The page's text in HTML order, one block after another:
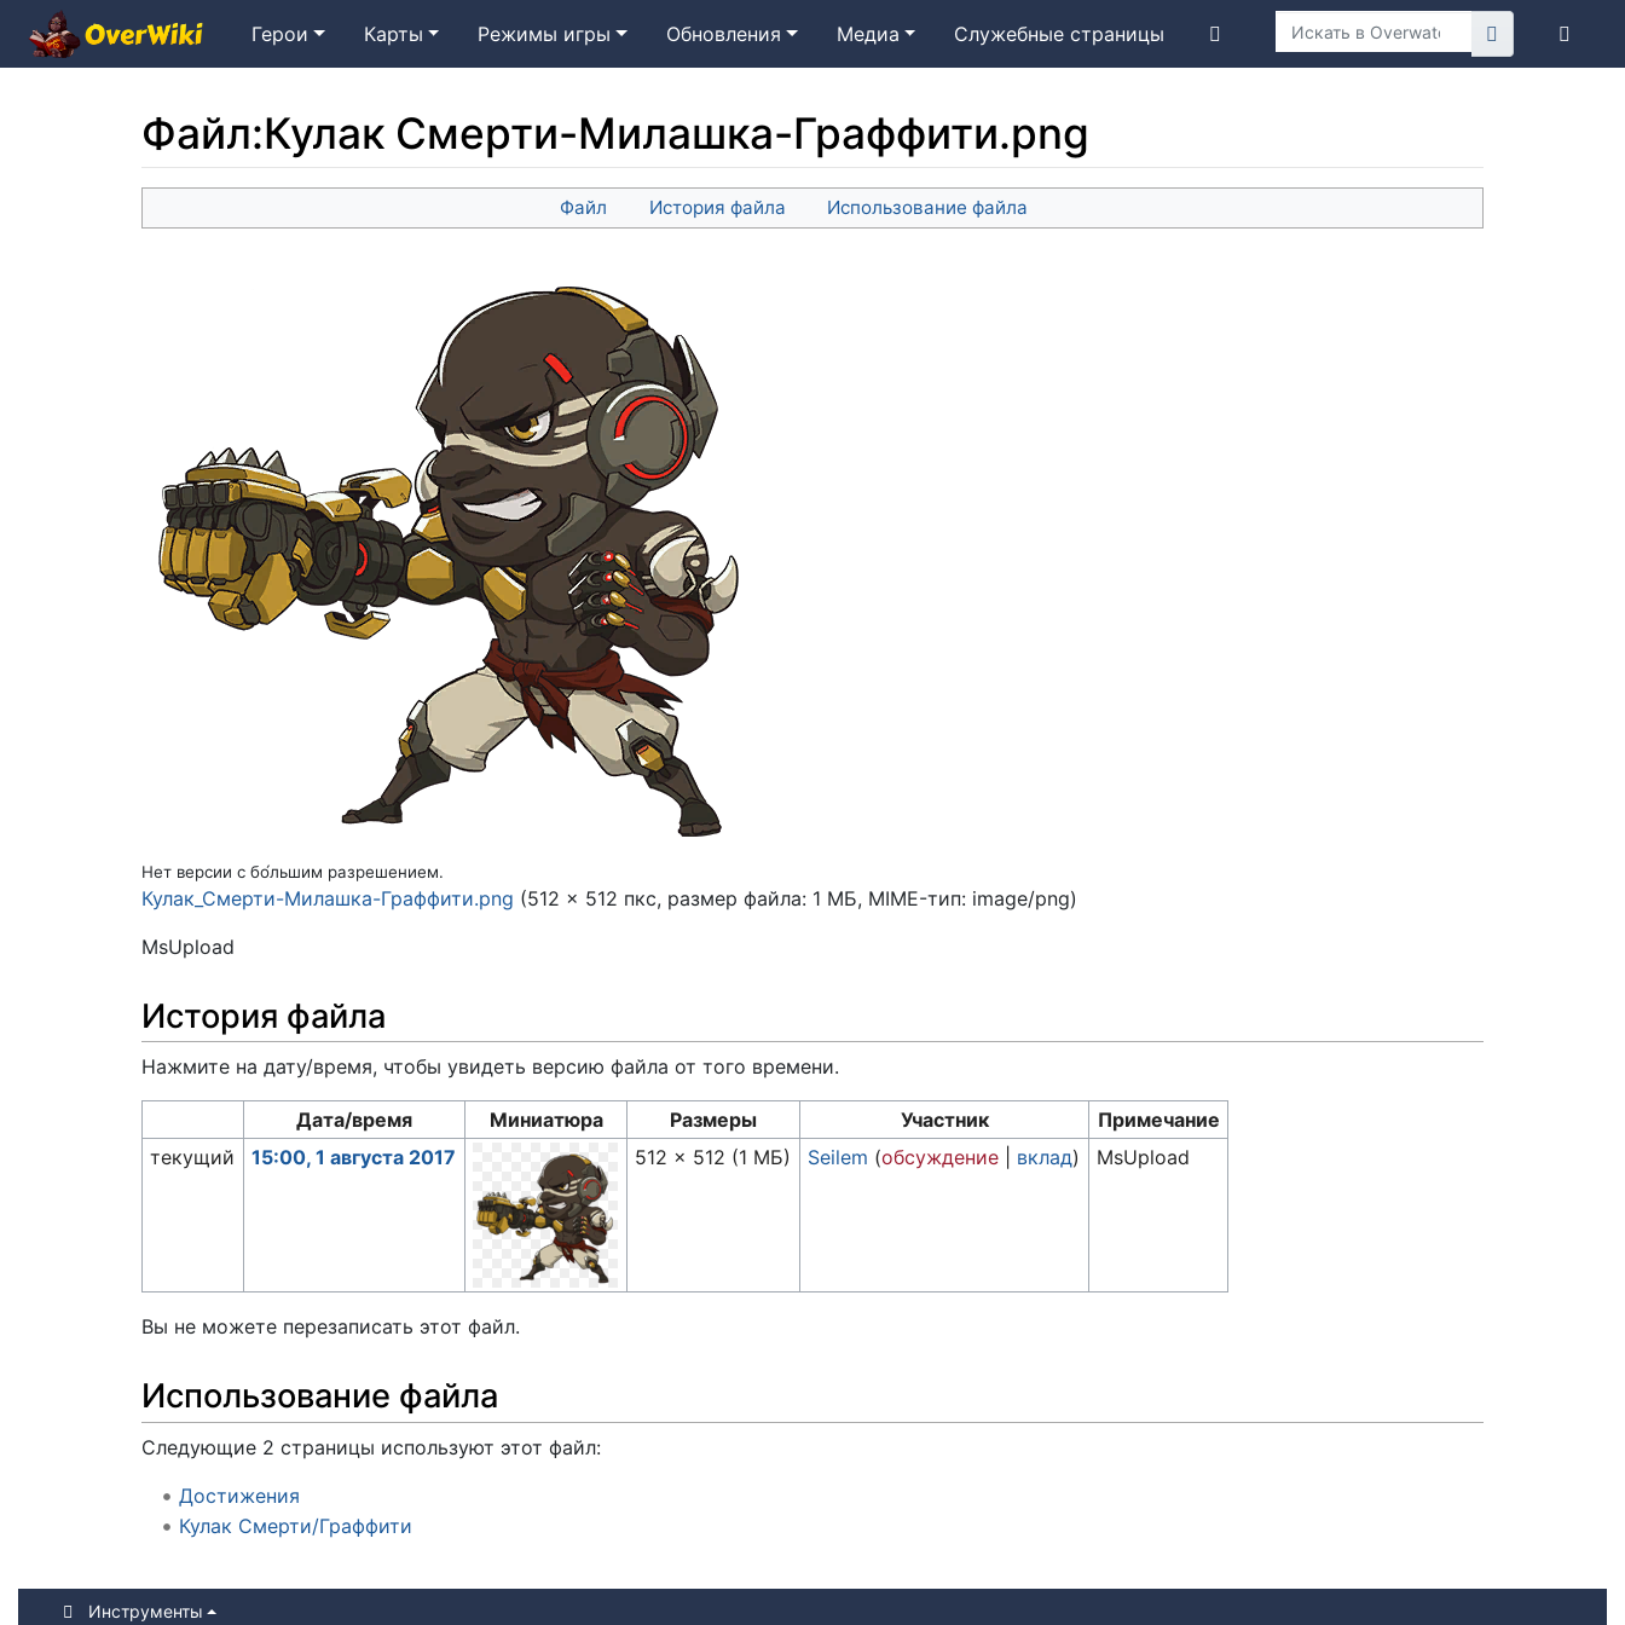
Герои Карты Режимы игры Обновления Медиа Служебные страницы
Файл:Кулак Смерти-Милашка-Граффити.png
Файл История файла Использование файла
Нет версии с бо́льшим разрешением.
Кулак_Смерти-Милашка-Граффити.png (512 × 512 пкс, размер файла: 1 МБ, MIME-тип: image/png)
MsUpload
История файла
Нажмите на дату/время, чтобы увидеть версию файла от того времени.
Дата/время Миниатюра Размеры Участник
Примечание
текущий
15:00, 1 августа 2017 512 × 512 (1 МБ) Seilem (обсуждение вклад) MsUpload
Вы не можете перезаписать этот файл.
Использование файла
Следующие 2 страницы используют этот файл:
Достижения
Кулак Смерти/Граффити
Инструменты